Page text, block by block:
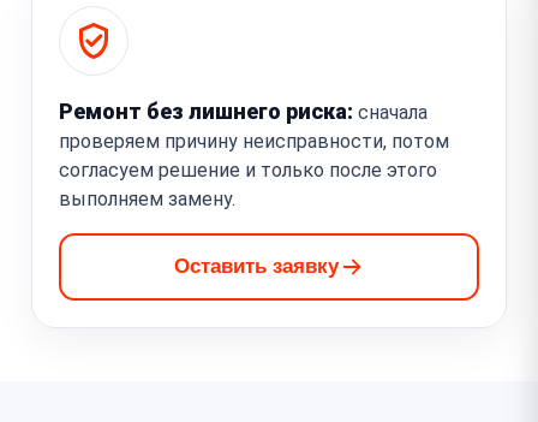
Ремонт без лишнего риска: сначала
проверяем причину неисправности, потом
согласуем решение и только после этого
выполняем замену.
Оставить заявку